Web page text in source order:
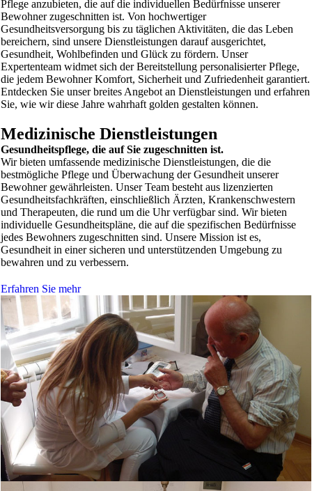
Pflege anzubieten, die auf die individuellen Bedürfnisse unserer
Bewohner zugeschnitten ist. Von hochwertiger
Gesundheitsversorgung bis zu täglichen Aktivitäten, die das Leben
bereichern, sind unsere Dienstleistungen darauf ausgerichtet,
Gesundheit, Wohlbefinden und Glück zu fördern. Unser
Expertenteam widmet sich der Bereitstellung personalisierter Pflege,
die jedem Bewohner Komfort, Sicherheit und Zufriedenheit garantiert.
Entdecken Sie unser breites Angebot an Dienstleistungen und erfahren
Sie, wie wir diese Jahre wahrhaft golden gestalten können.
Medizinische Dienstleistungen
Gesundheitspflege, die auf Sie zugeschnitten ist.
Wir bieten umfassende medizinische Dienstleistungen, die die
bestmögliche Pflege und Überwachung der Gesundheit unserer
Bewohner gewährleisten. Unser Team besteht aus lizenzierten
Gesundheitsfachkräften, einschließlich Ärzten, Krankenschwestern
und Therapeuten, die rund um die Uhr verfügbar sind. Wir bieten
individuelle Gesundheitspläne, die auf die spezifischen Bedürfnisse
jedes Bewohners zugeschnitten sind. Unsere Mission ist es,
Gesundheit in einer sicheren und unterstützenden Umgebung zu
bewahren und zu verbessern.
Erfahren Sie mehr